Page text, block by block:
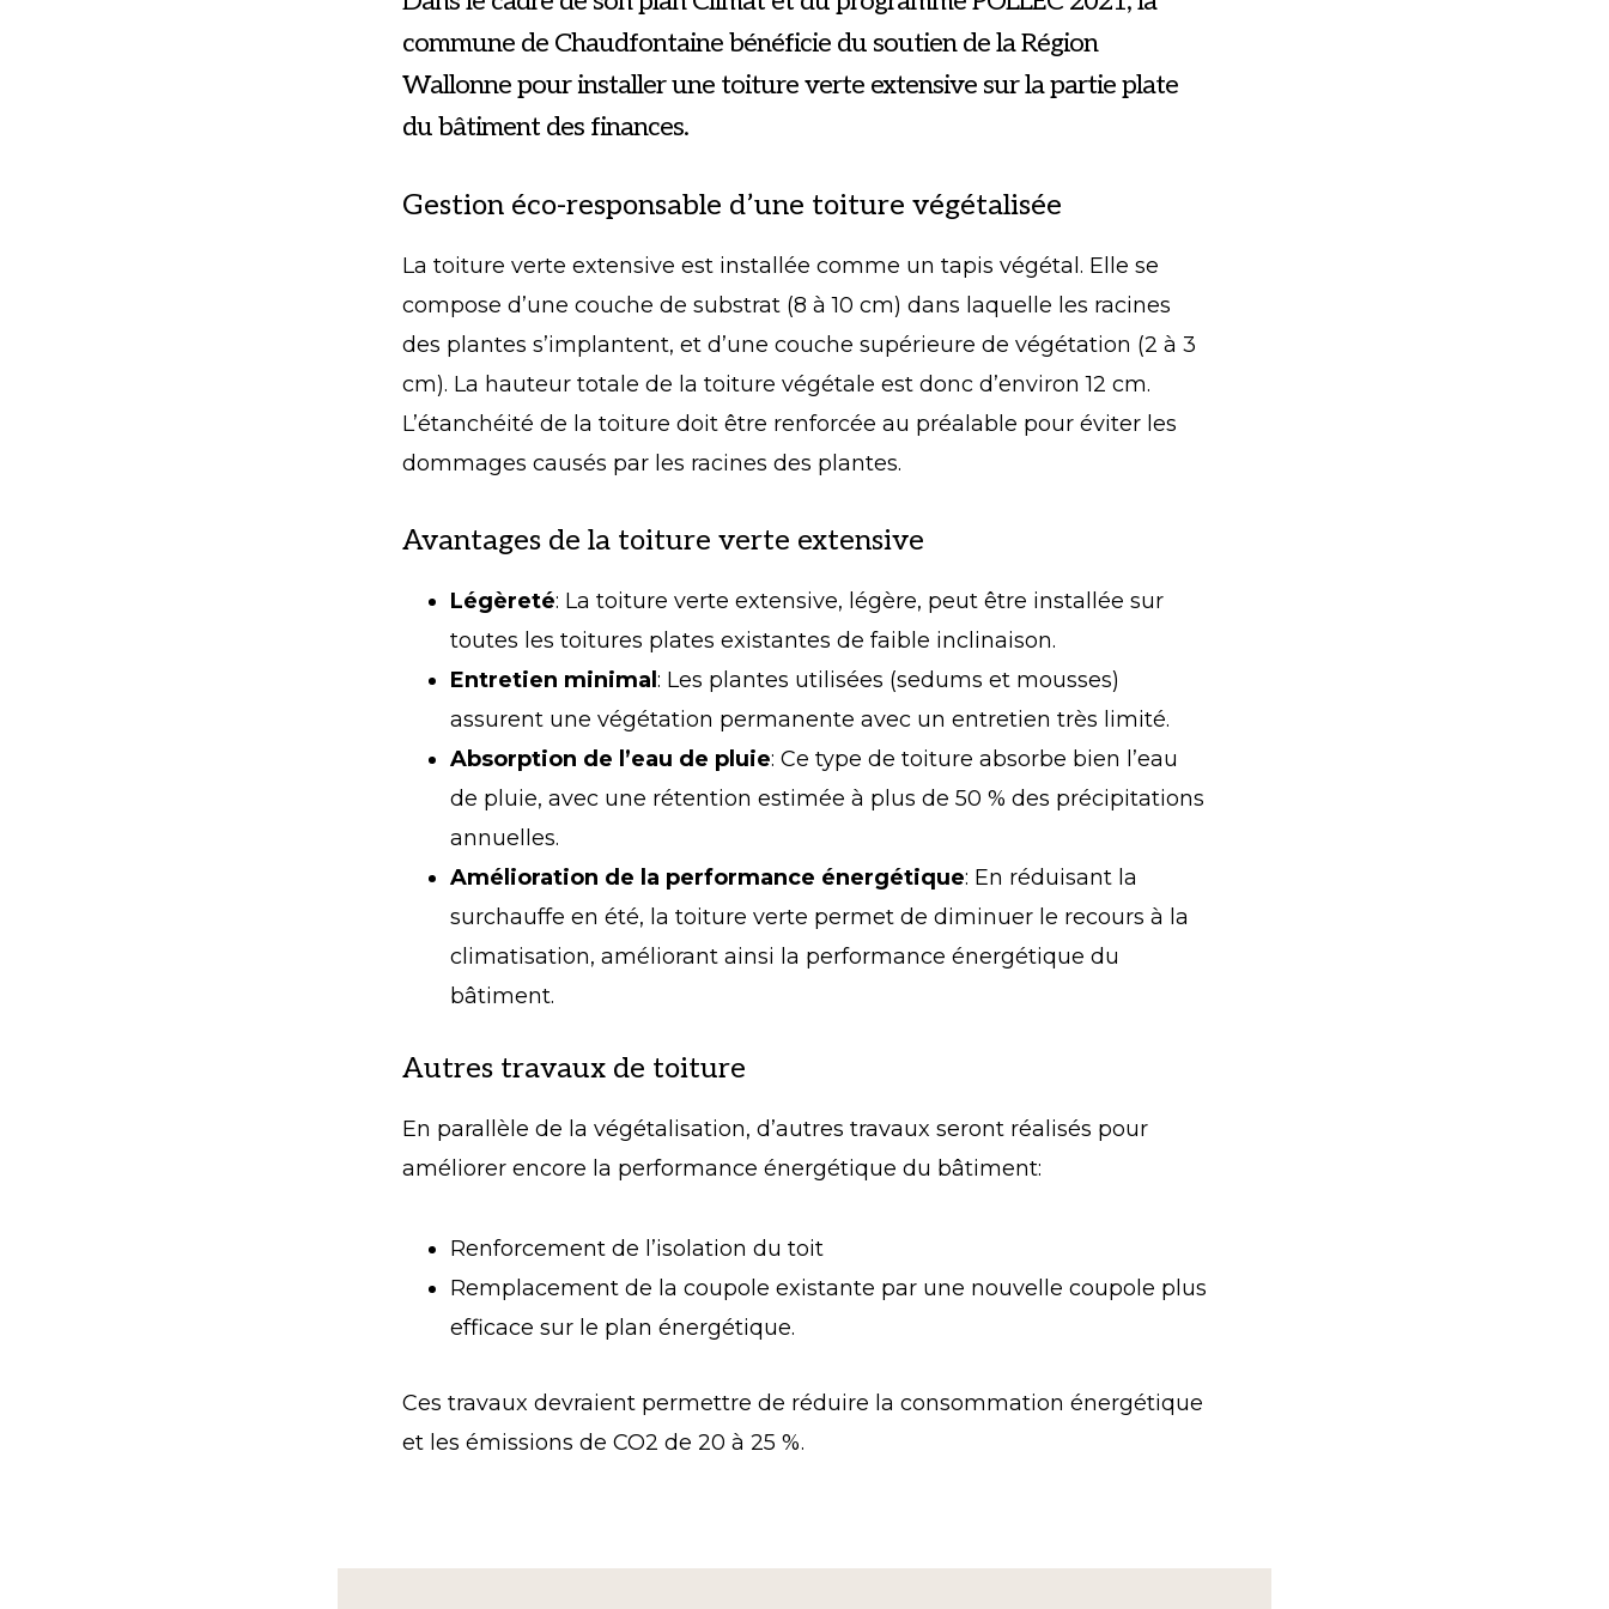
commune de Chaudfontaine bénéficie du soutien de la Région
Wallonne pour installer une toiture verte extensive sur la partie plate
du bâtiment des finances.
Gestion éco-responsable d’une toiture végétalisée
La toiture verte extensive est installée comme un tapis végétal. Elle se
compose d’une couche de substrat (8 à 10 cm) dans laquelle les racines
des plantes s’implantent, et d’une couche supérieure de végétation (2 à 3
cm). La hauteur totale de la toiture végétale est donc d’environ 12 cm.
L’étanchéité de la toiture doit être renforcée au préalable pour éviter les
dommages causés par les racines des plantes.
Avantages de la toiture verte extensive
Légèreté: La toiture verte extensive, légère, peut être installée sur
toutes les toitures plates existantes de faible inclinaison.
Entretien minimal : Les plantes utilisées (sedums et mousses)
assurent une végétation permanente avec un entretien très limité.
Absorption de l’eau de pluie: Ce type de toiture absorbe bien l’eau
de pluie, avec une rétention estimée à plus de 50 % des précipitations
annuelles.
Amélioration de la performance énergétique: En réduisant la
surchauffe en été, la toiture verte permet de diminuer le recours à la
climatisation, améliorant ainsi la performance énergétique du
bâtiment.
Autres travaux de toiture
En parallèle de la végétalisation, d’autres travaux seront réalisés pour
améliorer encore la performance énergétique du bâtiment:
Renforcement de l’isolation du toit
Remplacement de la coupole existante par une nouvelle coupole plus
efficace sur le plan énergétique.
Ces travaux devraient permettre de réduire la consommation énergétique
et les émissions de CO2 de 20 à 25 %.